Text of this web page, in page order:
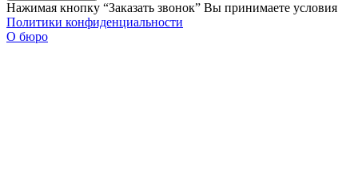
Нажимая кнопку “Заказать звонок” Вы принимаете условия
Политики конфиденциальности
О бюро